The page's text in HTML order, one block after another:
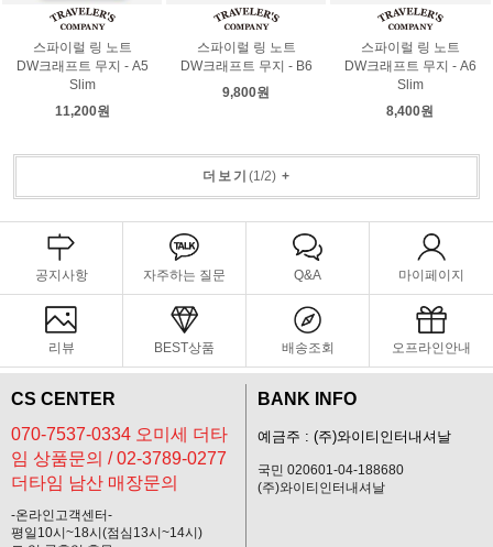
스파이럴 링 노트
DW크래프트 무지 - A5
Slim
11,200원
스파이럴 링 노트
DW크래프트 무지 - B6
9,800원
스파이럴 링 노트
DW크래프트 무지 - A6
Slim
8,400원
더보기 (1/2)+
공지사항 자주하는 질문 Q&A 마이페이지
리뷰 BEST상품 배송조회 오프라인안내
CS CENTER
070-7537-0334 오미세 더타
임 상품문의 / 02-3789-0277
더타임 남산 매장문의
-온라인고객센터-
평일10시~18시(점심13시~14시)
BANK INFO
예금주 : (주)와이티인터내셔날
국민 020601-04-188680
(주)와이티인터내셔날